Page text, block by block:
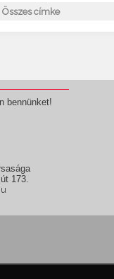
Összes címke
bennünket!
173.